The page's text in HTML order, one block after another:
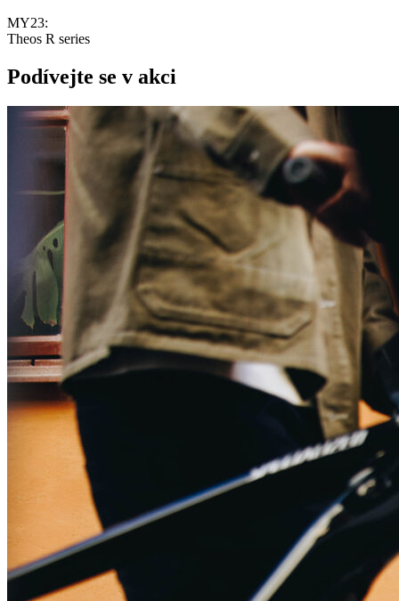
MY23:
Theos R series
Podívejte se v akci